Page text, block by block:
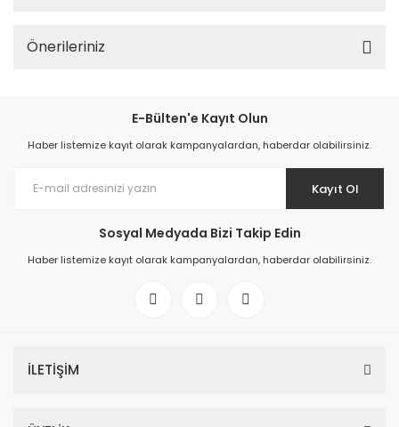
Önerileriniz
E-Bülten'e Kayıt Olun
Haber listemize kayıt olarak kampanyalardan, haberdar olabilirsiniz.
Kayıt Ol
Sosyal Medyada Bizi Takip Edin
Haber listemize kayıt olarak kampanyalardan, haberdar olabilirsiniz.
İLETİŞİM